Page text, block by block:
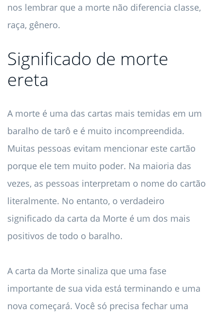
nos lembrar que a morte não diferencia classe,
raça, gênero.
Significado de morte
ereta
A morte é uma das cartas mais temidas em um
baralho de tarô e é muito incompreendida.
Muitas pessoas evitam mencionar este cartão
porque ele tem muito poder. Na maioria das
vezes, as pessoas interpretam o nome do cartão
literalmente. No entanto, o verdadeiro
significado da carta da Morte é um dos mais
positivos de todo o baralho.
A carta da Morte sinaliza que uma fase
importante de sua vida está terminando e uma
nova começará. Você só precisa fechar uma